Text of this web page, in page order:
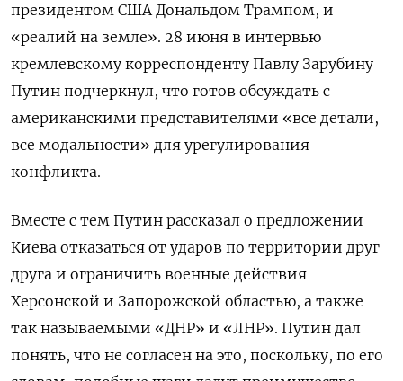
президентом США Дональдом Трампом, и
«реалий на земле». 28 июня в интервью
кремлевскому корреспонденту Павлу Зарубину
Путин подчеркнул, что готов обсуждать с
американскими представителями «все детали,
все модальности» для урегулирования
конфликта.
Вместе с тем Путин рассказал о предложении
Киева отказаться от ударов по территории друг
друга и ограничить военные действия
Херсонской и Запорожской областью, а также
так называемыми «ДНР» и «ЛНР». Путин дал
понять, что не согласен на это, поскольку, по его